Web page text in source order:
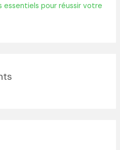
essentiels pour réussir votre